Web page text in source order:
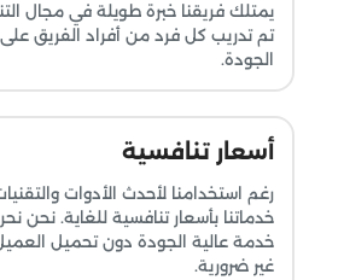
يمتلك فريقنا خبرة طويلة في مجال
تم تدريب كل فرد من أفراد الفريق على
الجودة.
أسعار تنافسية
رغم استخدامنا لأحدث الأدوات
خدماتنا بأسعار تنافسية للغاية. نحن
خدمة عالية الجودة دون تحميل
غير ضرورية.